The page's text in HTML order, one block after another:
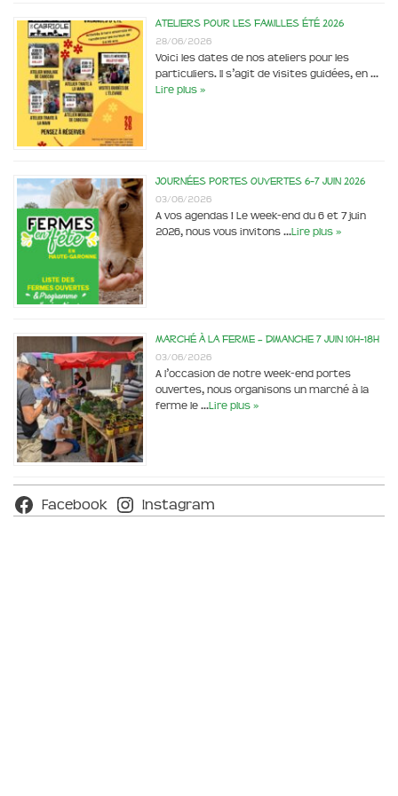
Ateliers pour les familles été 2026
28/06/2026
Voici les dates de nos ateliers pour les
particuliers. Il s’agit de visites guidées, en …
Lire plus »
Journées portes ouvertes 6-7 juin 2026
03/06/2026
A vos agendas ! Le week-end du 6 et 7 juin
2026, nous vous invitons …Lire plus »
Marché à la ferme – dimanche 7 juin 10h-18h
03/06/2026
A l’occasion de notre week-end portes
ouvertes, nous organisons un marché à la
ferme le …Lire plus »
Facebook Instagram